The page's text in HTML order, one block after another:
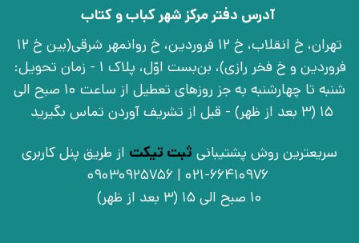
آدرس دفتر مرکز شهر کباب و کتاب
تهران، خ انقلاب، خ 12 فروردین، خ روانمهر شرقی(بین خ 12
فروردین و خ فخر رازی)، بن‌بست اوّل، پلاک 1 - زمان تحویل:
شنبه تا چهارشنبه به جز روزهای تعطیل از ساعت 10 صبح الی
15 (3 بعد از ظهر) - قبل از تشریف آوردن تماس بگیرید
سریعترین روش پشتیبانی ثبت تیکت از طریق پنل کاربری
021-66410976 | 09030925756
10 صبح الی 15 (3 بعد از ظهر)